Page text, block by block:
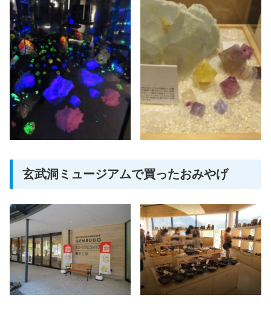
玄武洞ミュージアムで買ったおみやげ